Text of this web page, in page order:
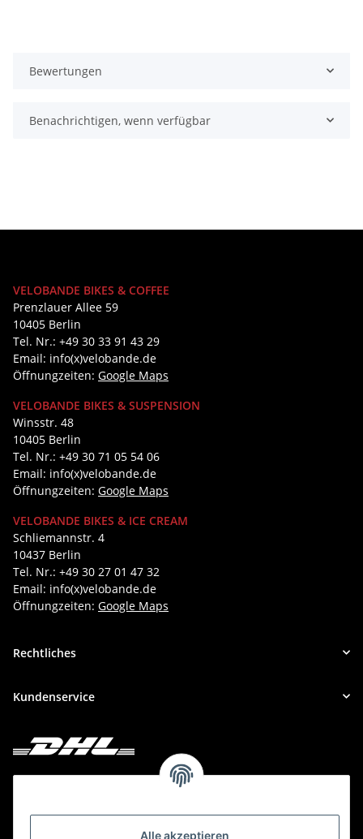
Alle akzeptieren
Bewertungen
Benachrichtigen, wenn verfügbar
VELOBANDE BIKES & COFFEE
Prenzlauer Allee 59
10405 Berlin
Tel. Nr.: +49 30 33 91 43 29
Email: info(x)velobande.de
Öffnungzeiten: Google Maps
VELOBANDE BIKES & SUSPENSION
Winsstr. 48
10405 Berlin
Tel. Nr.: +49 30 71 05 54 06
Email: info(x)velobande.de
Öffnungzeiten: Google Maps
VELOBANDE BIKES & ICE CREAM
Schliemannstr. 4
10437 Berlin
Tel. Nr.: +49 30 27 01 47 32
Email: info(x)velobande.de
Öffnungzeiten: Google Maps
Rechtliches
Kundenservice
Deine Bestellung versenden wir mit DHL!